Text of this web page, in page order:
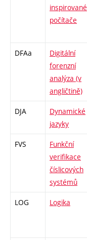
inspirované
počítače
DFAa
Digitální
forenzní
analýza (v
angličtině)
DJA
Dynamické
jazyky
FVS
Funkční
verifikace
číslicových
systémů
LOG Logika